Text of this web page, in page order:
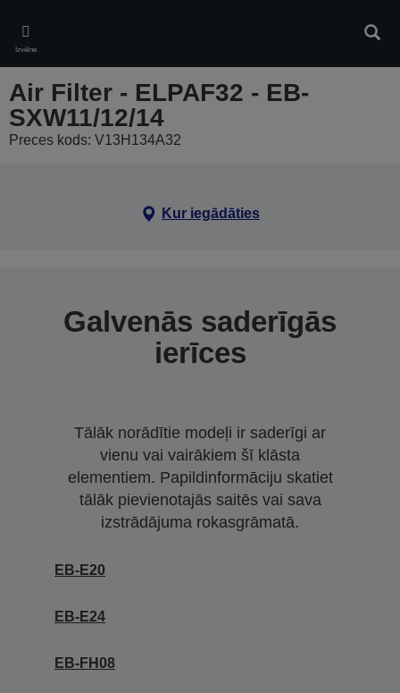
main
content
Izvēlne
Air Filter - ELPAF32 - EB-
SXW11/12/14
Preces kods: V13H134A32
Kur iegādāties
Galvenās saderīgās
ierīces
Tālāk norādītie modeļi ir saderīgi ar
vienu vai vairākiem šī klāsta
elementiem. Papildinformāciju skatiet
tālāk pievienotajās saitēs vai sava
izstrādājuma rokasgrāmatā.
EB-E20
EB-E24
EB-FH08